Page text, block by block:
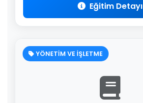
Eğitim Detayı
YÖNETİM VE İŞLETME